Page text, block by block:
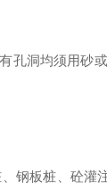
孔洞均须用砂
钢板桩、砼灌